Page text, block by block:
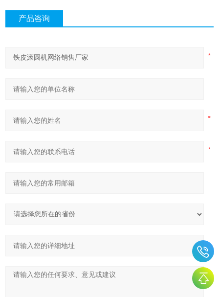
产品咨询